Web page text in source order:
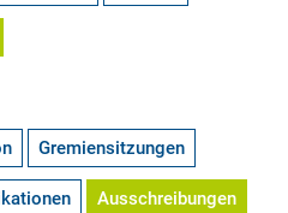
Gremiensitzungen
Ausschreibungen